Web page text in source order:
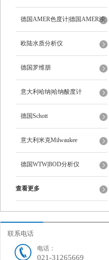
德国AMER色度计|德国AMER浊
度计
欧陆水质分析仪
德国罗维朋
意大利哈纳|哈纳酸度计
德国Schott
意大利米克Milwaukee
德国WTW|BOD分析仪
查看更多
联系电话
电话：
021-31265669